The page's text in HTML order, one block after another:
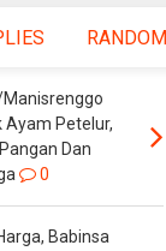
RANDOM
Petelur,
Dan
0
Babinsa